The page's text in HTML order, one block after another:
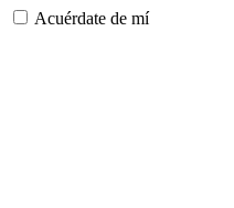
Acuérdate de mí